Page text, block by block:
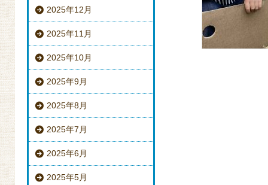
2025年12月
2025年11月
2025年10月
2025年9月
2025年8月
2025年7月
2025年6月
2025年5月